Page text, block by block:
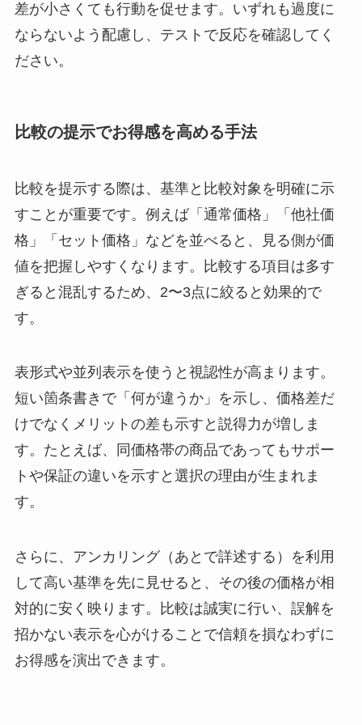
差が小さくても行動を促せます。いずれも過度に
ならないよう配慮し、テストで反応を確認してく
ださい。
比較の提示でお得感を高める手法
比較を提示する際は、基準と比較対象を明確に示
すことが重要です。例えば「通常価格」「他社価
格」「セット価格」などを並べると、見る側が価
値を把握しやすくなります。比較する項目は多す
ぎると混乱するため、2〜3点に絞ると効果的で
す。
表形式や並列表示を使うと視認性が高まります。
短い箇条書きで「何が違うか」を示し、価格差だ
けでなくメリットの差も示すと説得力が増しま
す。たとえば、同価格帯の商品であってもサポー
トや保証の違いを示すと選択の理由が生まれま
す。
さらに、アンカリング（あとで詳述する）を利用
して高い基準を先に見せると、その後の価格が相
対的に安く映ります。比較は誠実に行い、誤解を
招かない表示を心がけることで信頼を損なわずに
お得感を演出できます。